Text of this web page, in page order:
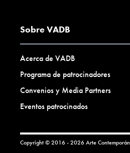
Sobre VADB
Acerca de VADB
Programa de patrocinadores
Convenios y Media Partners
Eventos patrocinados
Copyright © 2016 - 2026 Arte